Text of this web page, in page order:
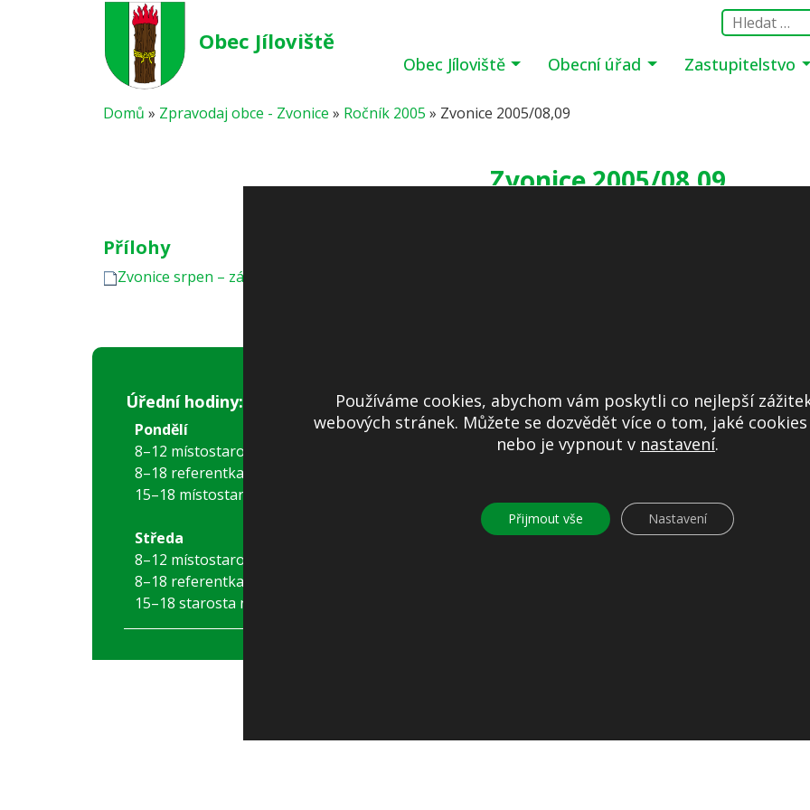
Obec Jíloviště
Obec Jíloviště Obecní úřad Zastupitelstvo
Domů » Zpravodaj obce - Zvonice » Ročník 2005 » Zvonice 2005/08,09
Zvonice 2005/08,09
Přílohy
Zvonice srpen – září 2005
Úřední hodiny:
Pondělí
8–12 místostarostka
8–18 referentka
15–18 místostarostka
Středa
8–12 místostarostka
8–18 referentka
15–18 starosta nebo místostarostka
Další informace
Prohlášení o přístupnosti
Mapa stránek
Nastavení cookies
Kontakty
Používáme cookies, abychom vám poskytli co nejlepší
webových stránek. Můžete se dozvědět více o tom, jaké
nebo je vypnout v nastavení.
Přijmout vše Nastavení